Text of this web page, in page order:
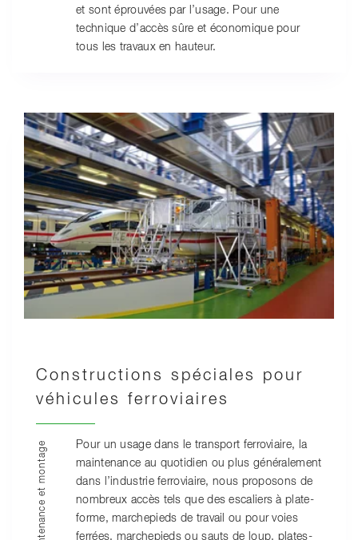
et sont éprouvées par l’usage. Pour une
technique d’accès sûre et économique pour
tous les travaux en hauteur.
Constructions spéciales pour
véhicules ferroviaires
Maintenance et montage
Pour un usage dans le transport ferroviaire, la
maintenance au quotidien ou plus généralement
dans l’industrie ferroviaire, nous proposons de
nombreux accès tels que des escaliers à plate-
forme, marchepieds de travail ou pour voies
ferrées, marchepieds ou sauts de loup, plates-